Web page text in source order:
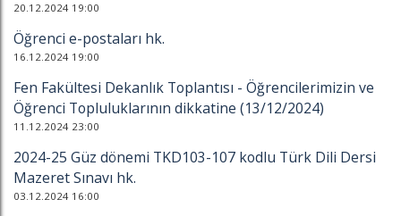
20.12.2024 19:00
Öğrenci e-postaları hk.
16.12.2024 19:00
Fen Fakültesi Dekanlık Toplantısı - Öğrencilerimizin ve
Öğrenci Topluluklarının dikkatine (13/12/2024)
11.12.2024 23:00
2024-25 Güz dönemi TKD103-107 kodlu Türk Dili Dersi
Mazeret Sınavı hk.
03.12.2024 16:00